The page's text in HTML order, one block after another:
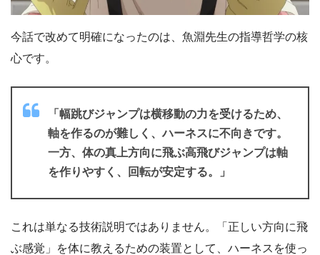
今話で改めて明確になったのは、魚淵先生の指導哲学の核
心です。
「幅跳びジャンプは横移動の力を受けるため、
軸を作るのが難しく、ハーネスに不向きです。
一方、体の真上方向に飛ぶ高飛びジャンプは軸
を作りやすく、回転が安定する。」
これは単なる技術説明ではありません。「正しい方向に飛
ぶ感覚」を体に教えるための装置として、ハーネスを使っ